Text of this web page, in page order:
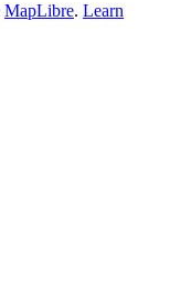
MapLibre. Learn